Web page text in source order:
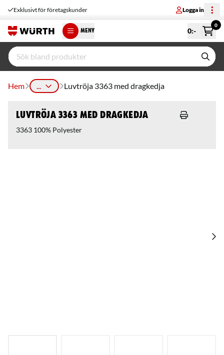
Exklusivt för företagskunder Logga in
MENY 0:-
0
Hem ... Luvtröja 3363 med dragkedja
Luvtröja 3363 med dragkedja
3363 100% Polyester